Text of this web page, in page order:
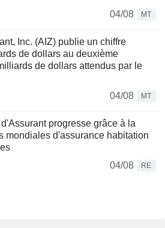
04/08
MT
Inc. (AIZ) publie un chiffre
de dollars au deuxième
de dollars attendus par le
04/08
MT
progresse grâce à la
mondiales d'assurance habitation
04/08
RE